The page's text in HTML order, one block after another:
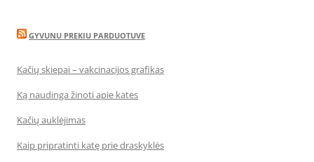
GYVUNU PREKIU PARDUOTUVE
Kačių skiepai – vakcinacijos grafikas
Ką naudinga žinoti apie kates
Kačių auklėjimas
Kaip pripratinti katę prie draskyklės